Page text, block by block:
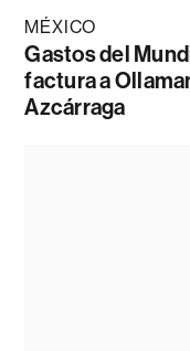
MÉXICO
Gastos del
factura a
Azcárraga